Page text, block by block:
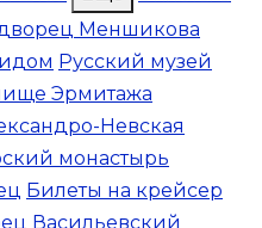
Меншикова
Русский музей
Эрмитажа
Невская
монастырь
Билеты на крейсер
Васильевский